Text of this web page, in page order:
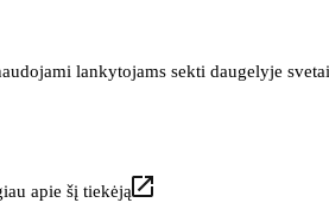
lankytojams sekti daugelyje
apie šį tiekėją